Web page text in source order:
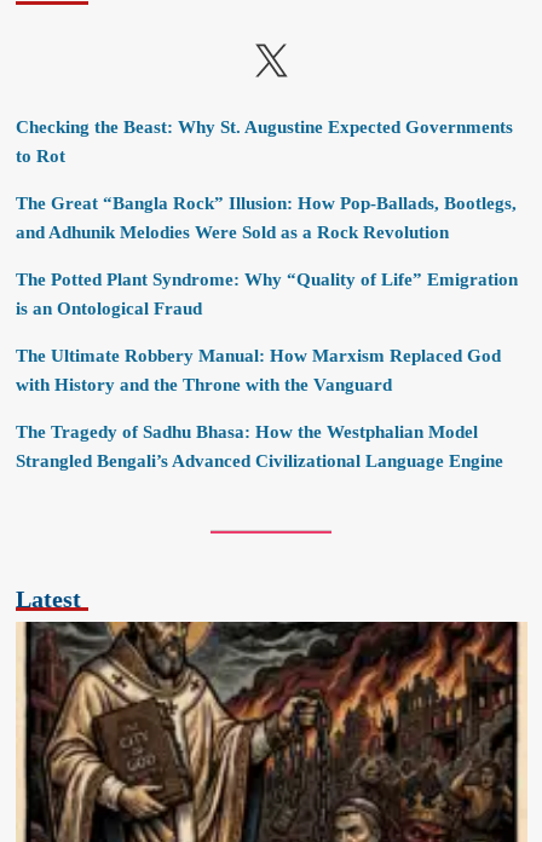
X
Checking the Beast: Why St. Augustine Expected Governments
to Rot
The Great “Bangla Rock” Illusion: How Pop-Ballads, Bootlegs,
and Adhunik Melodies Were Sold as a Rock Revolution
The Potted Plant Syndrome: Why “Quality of Life” Emigration
is an Ontological Fraud
The Ultimate Robbery Manual: How Marxism Replaced God
with History and the Throne with the Vanguard
The Tragedy of Sadhu Bhasa: How the Westphalian Model
Strangled Bengali’s Advanced Civilizational Language Engine
Latest